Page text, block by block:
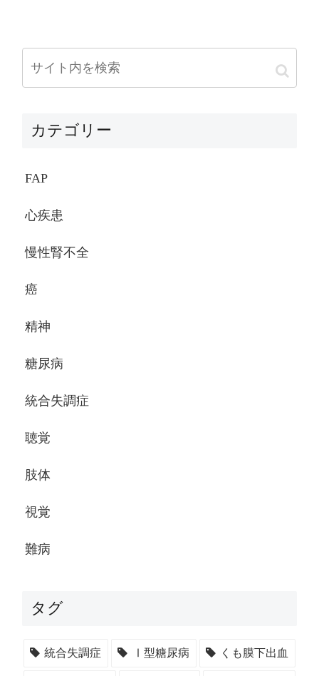
カテゴリー
FAP
心疾患
慢性腎不全
癌
精神
糖尿病
統合失調症
聴覚
肢体
視覚
難病
タグ
統合失調症 Ⅰ型糖尿病 くも膜下出血